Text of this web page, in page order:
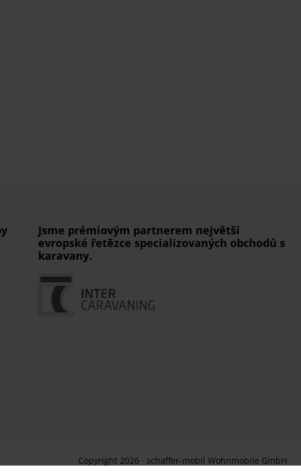
Jsme prémiovým partnerem největší
evropské řetězce specializovaných obchodů s
karavany.
Copyright 2026 · schaffer-mobil Wohnmobile GmbH